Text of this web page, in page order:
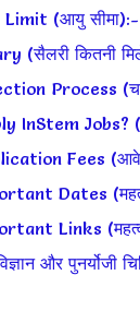
Limit (आयु सीमा):-
(सैलरी कितनी
Process
InStem
Fees
Dates
Links
और पुनर्योजी